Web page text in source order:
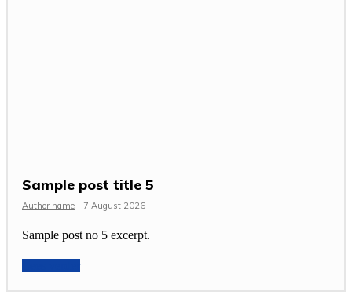
Sample post title 5
Author name - 7 August 2026
Sample post no 5 excerpt.